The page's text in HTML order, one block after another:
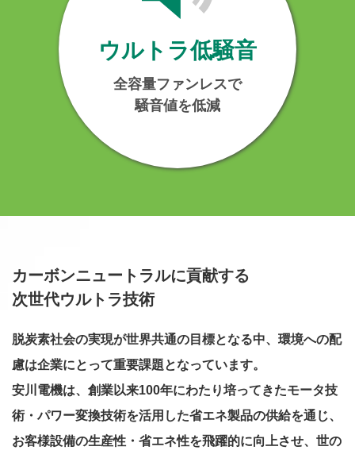
ウルトラ低騒音
全容量ファンレスで
騒音値を低減
カーボンニュートラルに貢献する
次世代ウルトラ技術
脱炭素社会の実現が世界共通の目標となる中、環境への配
慮は企業にとって重要課題となっています。
安川電機は、創業以来100年にわたり培ってきたモータ技
術・パワー変換技術を活用した省エネ製品の供給を通じ、
お客様設備の生産性・省エネ性を飛躍的に向上させ、世の